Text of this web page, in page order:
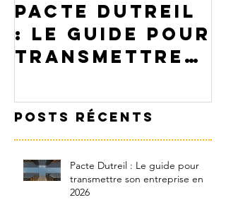
Pacte Dutreil
: Le guide pour
transmettre
entreprise en
2026
Posts Récents
Pacte Dutreil : Le guide pour
transmettre son entreprise en
2026